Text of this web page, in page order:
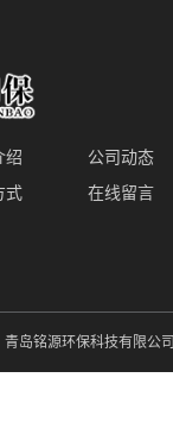
绍 公司动态
式 在线留言
青岛铭源环保科技有限公司